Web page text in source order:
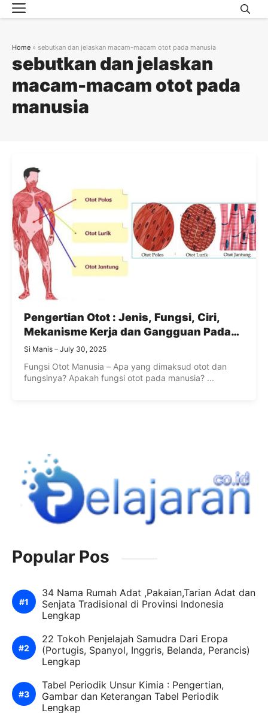
Skip
to
Menu
sebutkan dan jelaskan
macam-macam otot pada
manusia
Home » sebutkan dan jelaskan macam-macam otot pada manusia
Pengertian Otot : Jenis, Fungsi, Ciri,
Mekanisme Kerja dan Gangguan Pada
Otot Manusia
Si Manis July 30, 2025
Fungsi Otot Manusia – Apa yang dimaksud otot dan
fungsinya? Apakah fungsi otot pada manusia? ...
Popular Pos
34 Nama Rumah Adat ,Pakaian,Tarian Adat dan
Senjata Tradisional di Provinsi Indonesia
Lengkap
22 Tokoh Penjelajah Samudra Dari Eropa
(Portugis, Spanyol, Inggris, Belanda, Perancis)
Lengkap
Tabel Periodik Unsur Kimia : Pengertian,
Gambar dan Keterangan Tabel Periodik
Lengkap